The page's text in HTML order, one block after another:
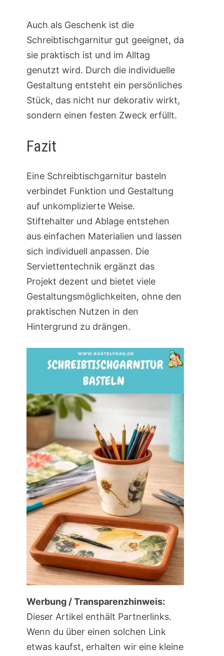
Auch als Geschenk ist die
Schreibtischgarnitur gut geeignet, da
sie praktisch ist und im Alltag
genutzt wird. Durch die individuelle
Gestaltung entsteht ein persönliches
Stück, das nicht nur dekorativ wirkt,
sondern einen festen Zweck erfüllt.
Fazit
Eine Schreibtischgarnitur basteln
verbindet Funktion und Gestaltung
auf unkomplizierte Weise.
Stiftehalter und Ablage entstehen
aus einfachen Materialien und lassen
sich individuell anpassen. Die
Serviettentechnik ergänzt das
Projekt dezent und bietet viele
Gestaltungsmöglichkeiten, ohne den
praktischen Nutzen in den
Hintergrund zu drängen.
Werbung / Transparenzhinweis:
Dieser Artikel enthält Partnerlinks.
Wenn du über einen solchen Link
etwas kaufst, erhalten wir eine kleine